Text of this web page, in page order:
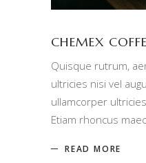
CHEMEX
Quisque rutrum,
ultricies nisi vel
ullamcorper
Etiam rhoncus
READ MORE